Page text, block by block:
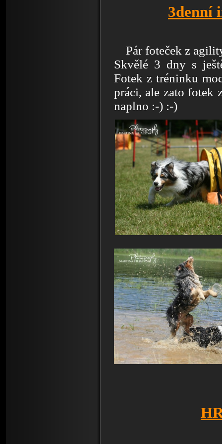
3denní
Pár foteček z
Skvělé 3 dny s
Fotek z tréninku
práci, ale zato fotek
naplno :-) :-)